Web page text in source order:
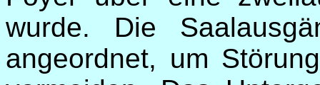
wurde. Die
angeordnet, um